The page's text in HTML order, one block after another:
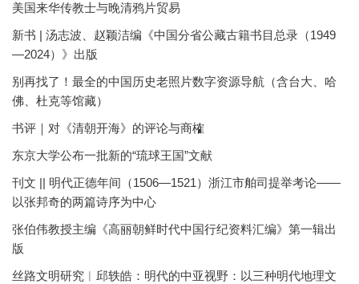
美国来华传教士与晚清鸦片贸易
新书 | 汤志波、赵颖洁编《中国分省公藏古籍书目总录（1949
—2024）》出版
别再找了！最全的中国历史老照片数字资源导航（含台大、哈
佛、杜克等馆藏）
书评｜对《清朝开海》的评论与商榷
东京大学公布一批新的“琉球王国”文献
刊文 || 明代正德年间（1506—1521）浙江市舶司提举考论——
以张邦奇的两篇诗序为中心
张伯伟教授主编《高丽朝鲜时代中国行纪资料汇编》第一辑出
版
丝路文明研究︱邱轶皓：明代的中亚视野：以三种明代地理文